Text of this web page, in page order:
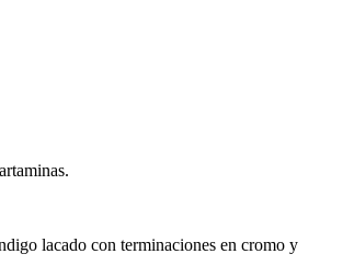
lacado con terminaciones en cromo y